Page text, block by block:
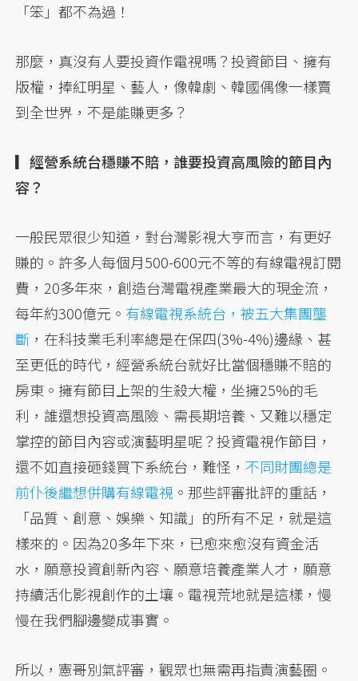
「笨」都不為過！
那麼，真沒有人要投資作電視嗎？投資節目、擁有
版權，捧紅明星、藝人，像韓劇、韓國偶像一樣賣
到全世界，不是能賺更多？
▎經營系統台穩賺不賠，誰要投資高風險的節目內
容？
一般民眾很少知道，對台灣影視大亨而言，有更好
賺的。許多人每個月500-600元不等的有線電視訂閱
費，20多年來，創造台灣電視產業最大的現金流，
每年約300億元。 有線電視系統台，被五大集團壟
斷 ，在科技業毛利率總是在保四(3%-4%)邊緣、甚
至更低的時代，經營系統台就好比當個穩賺不賠的
房東。擁有節目上架的生殺大權，坐擁25%的毛
利，誰還想投資高風險、需長期培養、又難以穩定
掌控的節目內容或演藝明星呢？投資電視作節目，
還不如直接砸錢買下系統台，難怪，不同財團總是
前仆後繼想併購有線電視 。那些評審批評的重話，
「品質、創意、娛樂、知識」的所有不足，就是這
樣來的。因為20多年下來，已愈來愈沒有資金活
水，願意投資創新內容、願意培養產業人才，願意
持續活化影視創作的土壤。電視荒地就是這樣，慢
慢在我們腳邊變成事實。
所以，憲哥別氣評審，觀眾也無需再指責演藝圈。